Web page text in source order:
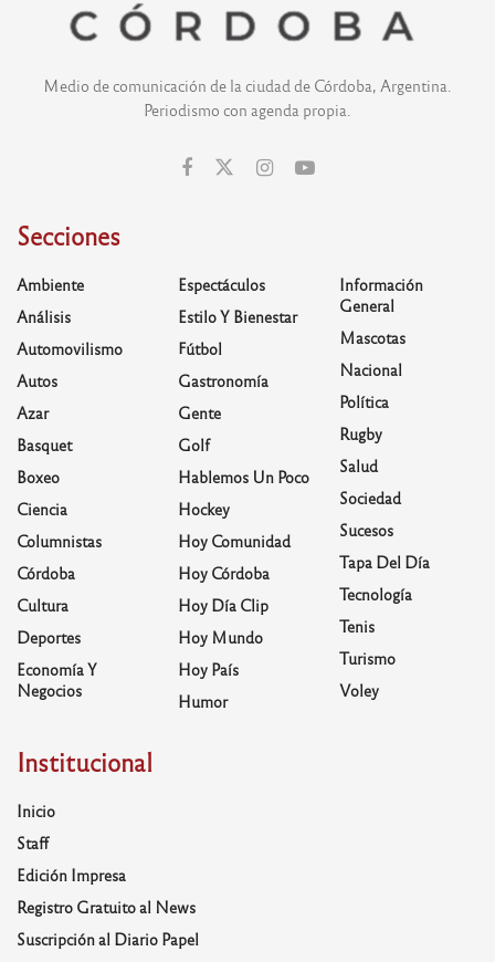
Medio de comunicación de la ciudad de Córdoba, Argentina.
Periodismo con agenda propia.
Secciones
Ambiente
Análisis
Automovilismo
Autos
Azar
Basquet
Boxeo
Ciencia
Columnistas
Córdoba
Cultura
Deportes
Economía Y
Negocios
Espectáculos
Estilo Y Bienestar
Fútbol
Gastronomía
Gente
Golf
Hablemos Un Poco
Hockey
Hoy Comunidad
Hoy Córdoba
Hoy Día Clip
Hoy Mundo
Hoy País
Humor
Información
General
Mascotas
Nacional
Política
Rugby
Salud
Sociedad
Sucesos
Tapa Del Día
Tecnología
Tenis
Turismo
Voley
Institucional
Inicio
Staff
Edición Impresa
Registro Gratuito al News
Suscripción al Diario Papel